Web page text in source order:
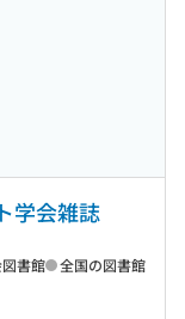
学会雑誌
書館 全国の図書館